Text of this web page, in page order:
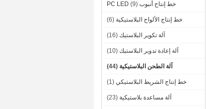
خط إنتاج أنبوب PC LED (9)
خط إنتاج الألواح البلاستيكية (6)
آلة تكوير البلاستيك (16)
آلة إعادة تدوير البلاستيك (10)
آلة الطحن البلاستيكية (44)
خط إنتاج الشريط البلاستيكي (1)
آلة مساعدة بلاستيكية (23)